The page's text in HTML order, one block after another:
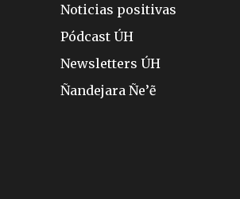
Noticias positivas
Pódcast ÚH
Newsletters ÚH
Ñandejara Ñe’ẽ